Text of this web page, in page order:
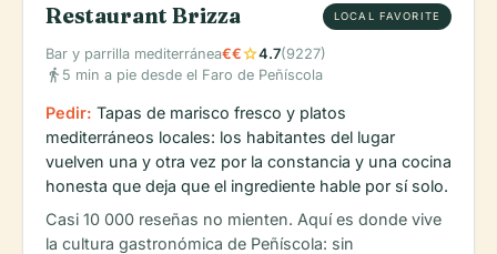
Restaurant Brizza LOCAL FAVORITE
Bar y parrilla mediterránea€€star4.7(9227)
directions_walk 5 min a pie desde el Faro de Peñíscola
Pedir: Tapas de marisco fresco y platos
mediterráneos locales: los habitantes del lugar
vuelven una y otra vez por la constancia y una cocina
honesta que deja que el ingrediente hable por sí solo.
Casi 10 000 reseñas no mienten. Aquí es donde vive
la cultura gastronómica de Peñíscola: sin